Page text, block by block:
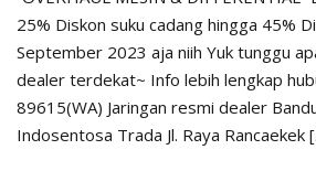
25% Diskon suku cadang hingga 45%
September 2023 aja niih Yuk tunggu
dealer terdekat~ Info lebih lengkap
89615(WA) Jaringan resmi dealer
Indosentosa Trada Jl. Raya Rancaekek